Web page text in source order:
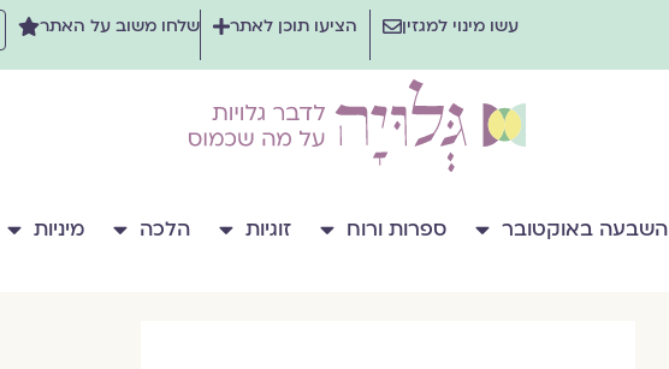
עשו מינוי למגזין הציעו תוכן לאתר שלחו משוב על האתר
השבעה באוקטובר ספרות ורוח זוגיות הלכה מיניות